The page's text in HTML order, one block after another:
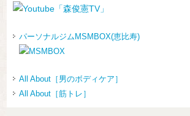
パーソナルジムMSMBOX(恵比寿)
All About［男のボディケア］
All About［筋トレ］